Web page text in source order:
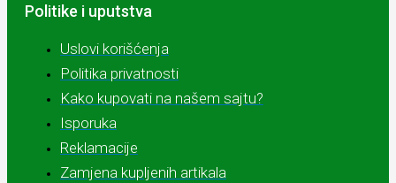
Politike i uputstva
Uslovi korišćenja
Politika privatnosti
Kako kupovati na našem sajtu?
Isporuka
Reklamacije
Zamjena kupljenih artikala